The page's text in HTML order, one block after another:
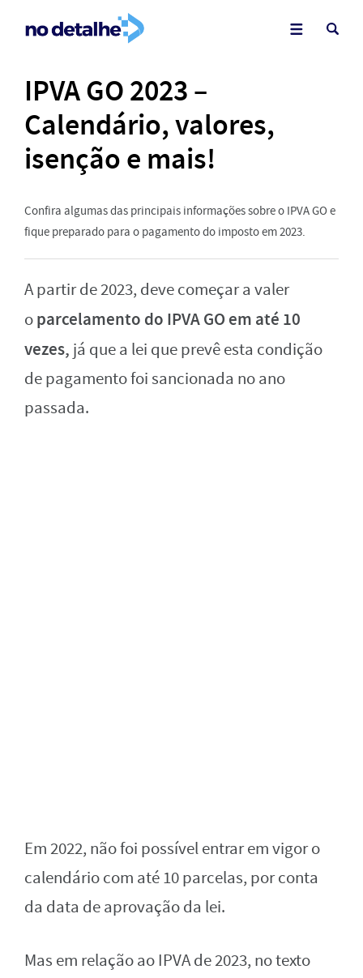
IPVA GO 2023 –
Calendário, valores,
isenção e mais!
Confira algumas das principais informações sobre o IPVA GO e
fique preparado para o pagamento do imposto em 2023.
A partir de 2023, deve começar a valer
oparcelamento do IPVA GO em até 10
vezes, já que a lei que prevê esta condição
de pagamento foi sancionada no ano
passada.
Em 2022, não foi possível entrar em vigor o
calendário com até 10 parcelas, por conta
da data de aprovação da lei.
Mas em relação ao IPVA de 2023, no texto